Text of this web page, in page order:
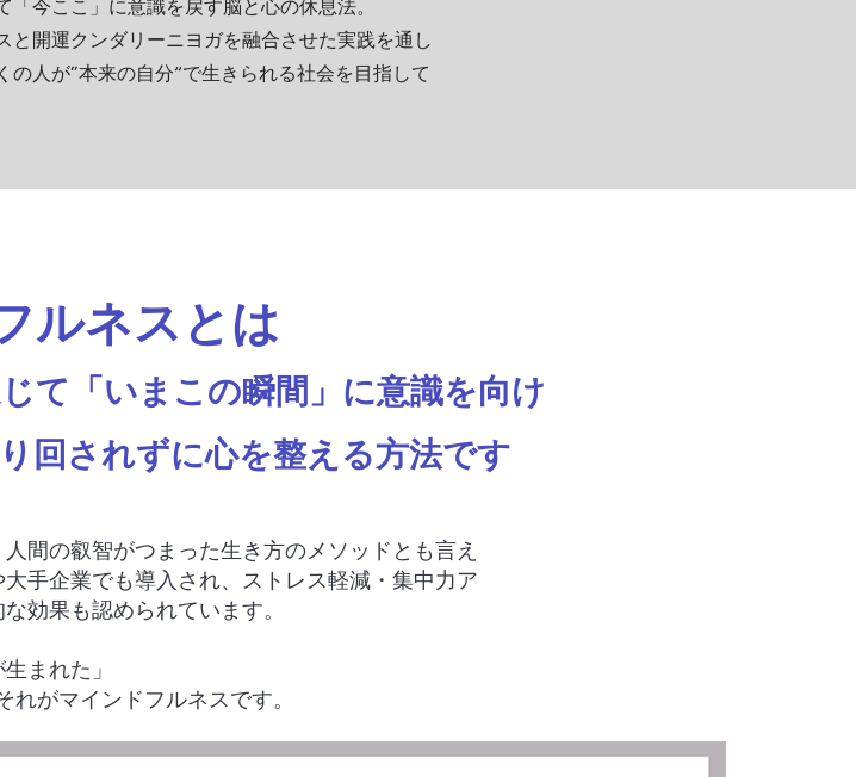
今ここ」に意識を戻す脳と心の休息法。
と開運クンダリーニヨガを融合させた実践を通し
人が“本来の自分”で生きられる社会を目指して
ルネスとは
て「いまこの瞬間」に意識を向け
回されずに心を整える方法です
間の叡智がつまった生き方のメソッドとも言え
手企業でも導入され、ストレス軽減・集中力ア
効果も認められています。
まれた」
がマインドフルネスです。